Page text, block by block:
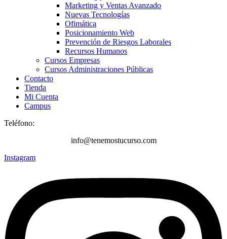
Marketing y Ventas Avanzado
Nuevas Tecnologías
Ofimática
Posicionamiento Web
Prevención de Riesgos Laborales
Recursos Humanos
Cursos Empresas
Cursos Administraciones Públicas
Contacto
Tienda
Mi Cuenta
Campus
Teléfono:
info@tenemostucurso.com
Instagram